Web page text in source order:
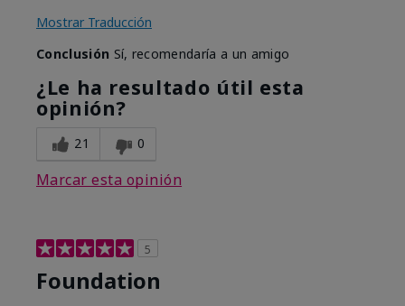
Mostrar Traducción
Conclusión Sí, recomendaría a un amigo
¿Le ha resultado útil esta
opinión?
21 0
Marcar esta opinión
5
Foundation